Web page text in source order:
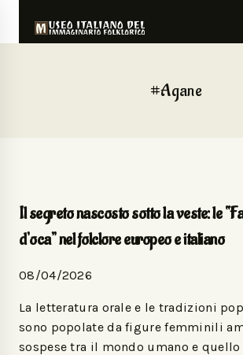
#Agane
Il segreto nascosto sotto la veste: le
d’oca” nel folclore europeo e italiano
08/04/2026
La letteratura orale e le tradizioni
sono popolate da figure femminili
sospese tra il mondo umano e quello